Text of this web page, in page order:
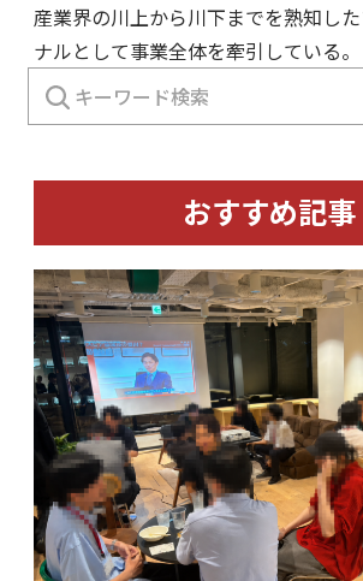
産業界の川上から川下までを熟知し
ナルとして事業全体を牽引している。
索:
おすすめ記事